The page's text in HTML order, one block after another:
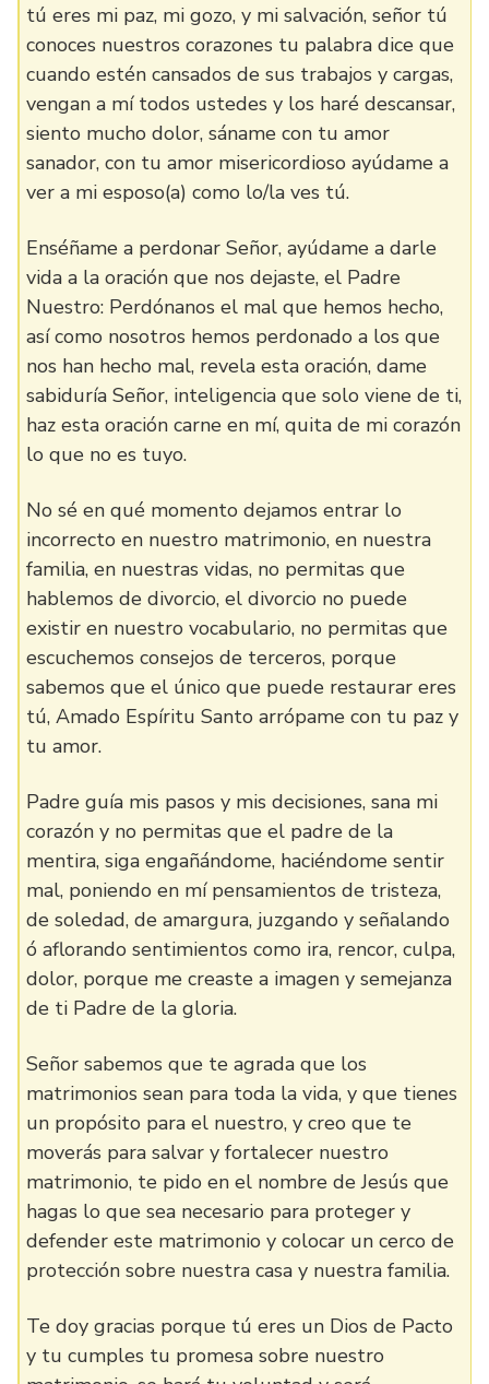
tú eres mi paz, mi gozo, y mi salvación, señor tú
conoces nuestros corazones tu palabra dice que
cuando estén cansados de sus trabajos y cargas,
vengan a mí todos ustedes y los haré descansar,
siento mucho dolor, sáname con tu amor
sanador, con tu amor misericordioso ayúdame a
ver a mi esposo(a) como lo/la ves tú.
Enséñame a perdonar Señor, ayúdame a darle
vida a la oración que nos dejaste, el Padre
Nuestro: Perdónanos el mal que hemos hecho,
así como nosotros hemos perdonado a los que
nos han hecho mal, revela esta oración, dame
sabiduría Señor, inteligencia que solo viene de ti,
haz esta oración carne en mí, quita de mi corazón
lo que no es tuyo.
No sé en qué momento dejamos entrar lo
incorrecto en nuestro matrimonio, en nuestra
familia, en nuestras vidas, no permitas que
hablemos de divorcio, el divorcio no puede
existir en nuestro vocabulario, no permitas que
escuchemos consejos de terceros, porque
sabemos que el único que puede restaurar eres
tú, Amado Espíritu Santo arrópame con tu paz y
tu amor.
Padre guía mis pasos y mis decisiones, sana mi
corazón y no permitas que el padre de la
mentira, siga engañándome, haciéndome sentir
mal, poniendo en mí pensamientos de tristeza,
de soledad, de amargura, juzgando y señalando
ó aflorando sentimientos como ira, rencor, culpa,
dolor, porque me creaste a imagen y semejanza
de ti Padre de la gloria.
Señor sabemos que te agrada que los
matrimonios sean para toda la vida, y que tienes
un propósito para el nuestro, y creo que te
moverás para salvar y fortalecer nuestro
matrimonio, te pido en el nombre de Jesús que
hagas lo que sea necesario para proteger y
defender este matrimonio y colocar un cerco de
protección sobre nuestra casa y nuestra familia.
Te doy gracias porque tú eres un Dios de Pacto
y tu cumples tu promesa sobre nuestro